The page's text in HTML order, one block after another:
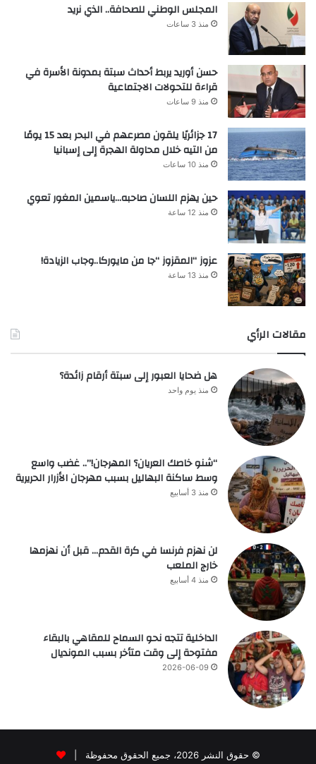
المجلس الوطني للصحافة.. الذي نريد
منذ 3 ساعات
حسن أوريد يربط أحداث سبتة بمدونة الأسرة في
قراءة للتحولات الاجتماعية
منذ 9 ساعات
17 جزائريًا يلقون مصرعهم في البحر بعد 15 يومًا
من التيه خلال محاولة الهجرة إلى إسبانيا
منذ 10 ساعات
حين يهزم اللسان صاحبه…ياسمين المغور تعوي
منذ 12 ساعة
عزوز “المقزوز “جا من مايوركا..وجاب الزيادة!
منذ 13 ساعة
مقالات الرأي
هل ضحايا العبور إلى سبتة أرقام زائدة؟
منذ يوم واحد
“شنو خاصك العريان؟ المهرجان!”.. غضب واسع
وسط ساكنة البهاليل بسبب مهرجان الأزرار الحريرية
منذ 3 أسابيع
لن نهزم فرنسا في كرة القدم… قبل أن نهزمها
خارج الملعب
منذ 4 أسابيع
الداخلية تتجه نحو السماح للمقاهي بالبقاء
مفتوحة إلى وقت متأخر بسبب المونديال
2026-06-09
© حقوق النشر 2026، جميع الحقوق محفوظة |